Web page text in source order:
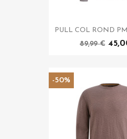
PULL COL ROND
89,99 €
-50%